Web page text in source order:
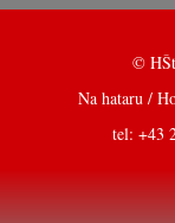
©
Na hataru /
tel: +43